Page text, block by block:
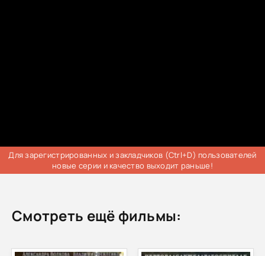
Для зарегистрированных и закладчиков (Ctrl+D) пользователей
новые серии и качество выходит раньше!
Смотреть ещё фильмы: